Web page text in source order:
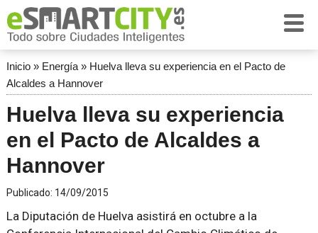
Inicio» Energía» Huelva lleva su experiencia en el Pacto de
Alcaldes a Hannover
Huelva lleva su experiencia
en el Pacto de Alcaldes a
Hannover
Publicado: 14/09/2015
La Diputación de Huelva asistirá en octubre a la